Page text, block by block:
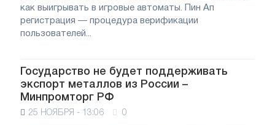
как выигрывать в игровые автоматы. Пин Ап
регистрация — процедура верификации
пользователей...
Государство не будет поддерживать
экспорт металлов из России –
Минпромторг РФ
25 НОЯБРЯ - 13:06 0